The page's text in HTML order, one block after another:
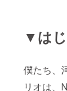
▼は
僕たち、
リオは、